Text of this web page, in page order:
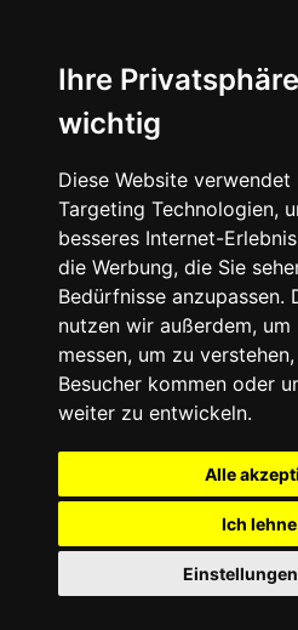
Ihre
wichtig
Diese Website verwendet
Targeting Technologien,
besseres Internet-
die Werbung, die Sie
Bedürfnisse anzupassen.
nutzen wir außerdem, um
messen, um zu
Besucher kommen oder
weiter zu entwickeln.
Alle
Ich